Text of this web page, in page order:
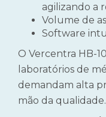
agilizando a
Volume de
Software
O Vercentra HB-
laboratórios de
demandam alta
mão da qualidade.